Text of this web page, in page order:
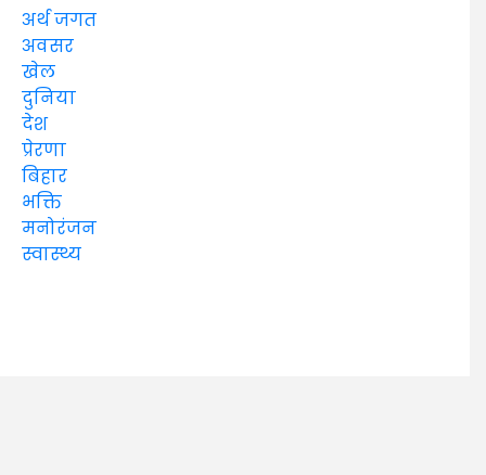
अर्थ जगत
अवसर
खेल
दुनिया
देश
प्रेरणा
बिहार
भक्ति
मनोरंजन
स्वास्थ्य